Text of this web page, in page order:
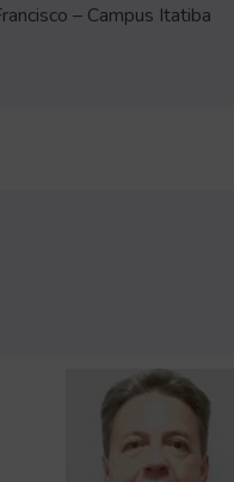
– Campus Itatiba